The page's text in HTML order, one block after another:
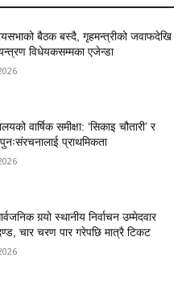
बैठक बस्दै, गृहमन्त्रीको जवाफदेखि
विधेयकसम्मका एजेन्डा
वार्षिक समीक्षा: ‘सिकाइ चौतारी’ र
प्राथमिकता
गर्‍यो स्थानीय निर्वाचन उम्मेदवार
चार चरण पार गरेपछि मात्रै टिकट